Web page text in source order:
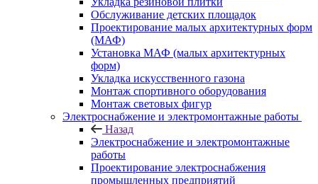
Обслуживание детских площадок
Проектирование малых архитектурных форм
(МАФ)
Установка МАФ (малых архитектурных
форм)
Укладка искусственного газона
Монтаж спортивного оборудования
Монтаж световых фигур
Электроснабжение и электромонтажные работы
Назад
Электроснабжение и электромонтажные
работы
Проектирование электроснабжения
промышленных предприятий